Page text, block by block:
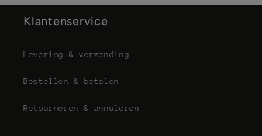
Klantenservice
Levering & verzending
Bestellen & betalen
Retourneren & annuleren